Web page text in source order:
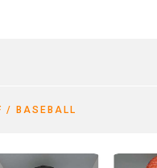
/ BASEBALL